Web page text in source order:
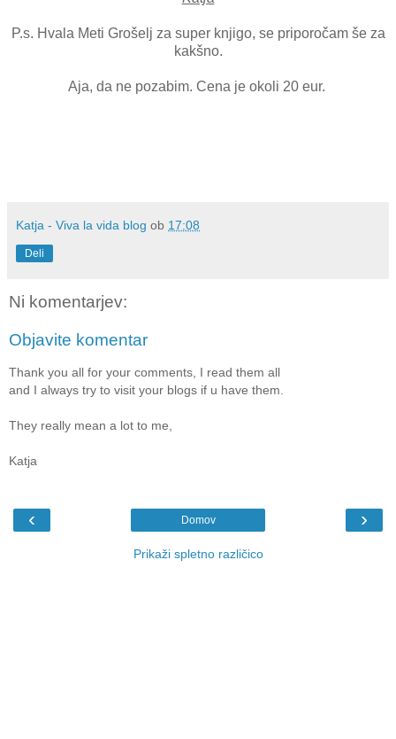
P.s. Hvala Meti Grošelj za super knjigo, se priporočam še za
kakšno.
Aja, da ne pozabim. Cena je okoli 20 eur.
Katja - Viva la vida blog ob 17:08
Deli
Ni komentarjev:
Objavite komentar
Thank you all for your comments, I read them all
and I always try to visit your blogs if u have them.
They really mean a lot to me,
Katja
‹ ›
Domov
Prikaži spletno različico